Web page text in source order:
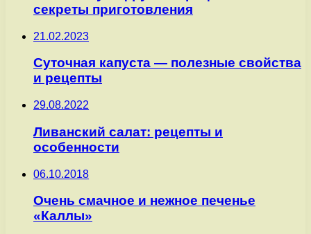
секреты приготовления
21.02.2023
Суточная капуста — полезные свойства
и рецепты
29.08.2022
Ливанский салат: рецепты и
особенности
06.10.2018
Очень смачное и нежное печенье
«Каллы»